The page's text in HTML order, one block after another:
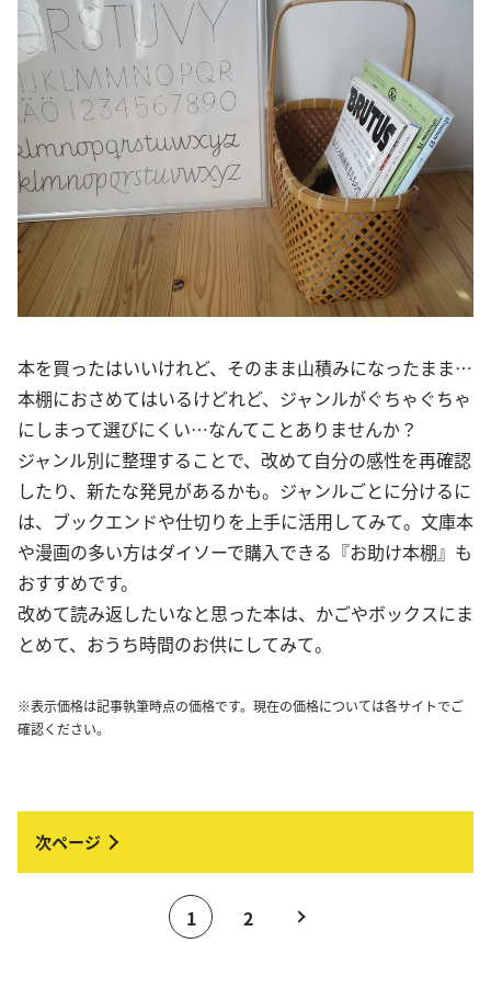
本を買ったはいいけれど、そのまま山積みになったまま…
本棚におさめてはいるけどれど、ジャンルがぐちゃぐちゃ
にしまって選びにくい…なんてことありませんか？
ジャンル別に整理することで、改めて自分の感性を再確認
したり、新たな発見があるかも。ジャンルごとに分けるに
は、ブックエンドや仕切りを上手に活用してみて。文庫本
や漫画の多い方はダイソーで購入できる『お助け本棚』も
おすすめです。
改めて読み返したいなと思った本は、かごやボックスにま
とめて、おうち時間のお供にしてみて。
※表示価格は記事執筆時点の価格です。現在の価格については各サイトでご
確認ください。
1 2